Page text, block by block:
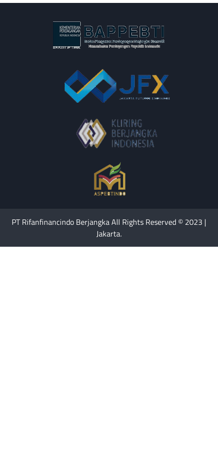
PT Rifanfinancindo Berjangka All Rights Reserved © 2023 |
Jakarta.